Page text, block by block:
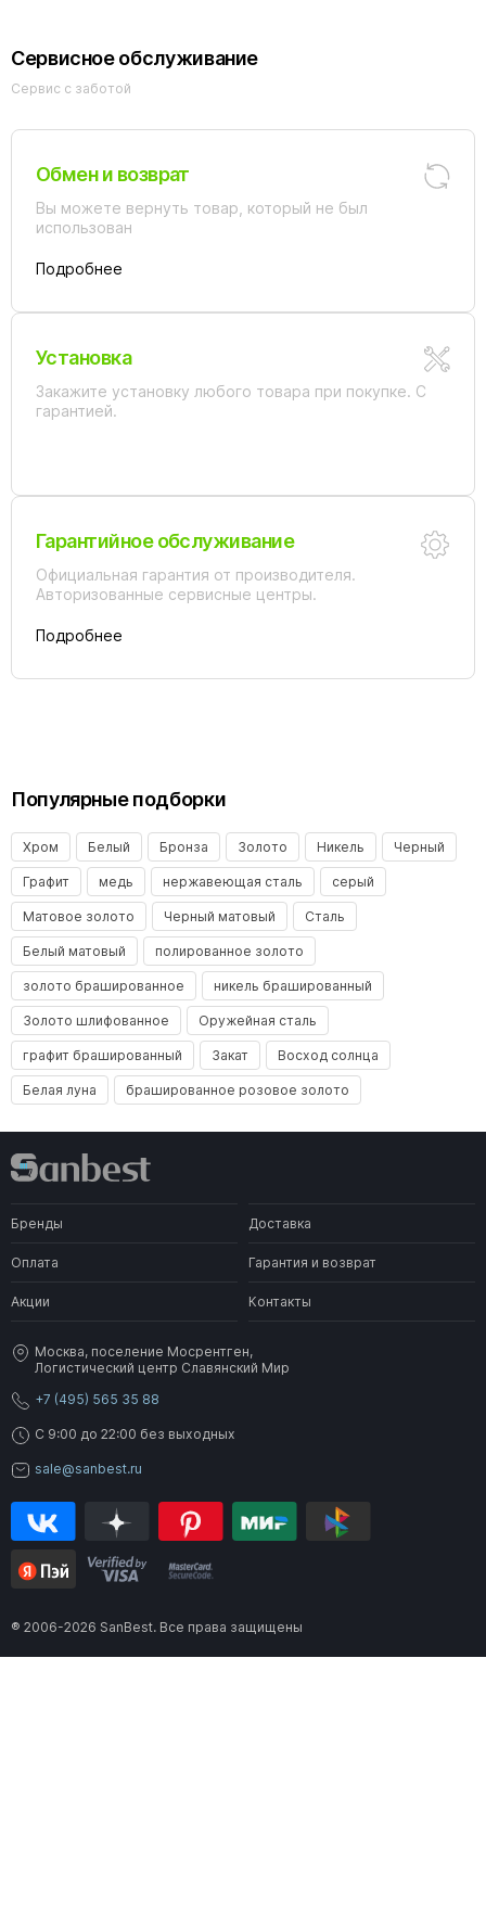
Сервисное обслуживание
Сервис с заботой
Обмен и возврат
Вы можете вернуть товар, который не был
использован
Подробнее
Установка
Закажите установку любого товара при покупке. С
гарантией.
Гарантийное обслуживание
Официальная гарантия от производителя.
Авторизованные сервисные центры.
Подробнее
Популярные подборки
Хром Белый Бронза Золото Никель Черный
Графит медь нержавеющая сталь серый
Матовое золото Черный матовый Сталь
Белый матовый полированное золото
золото брашированное никель брашированный
Золото шлифованное Оружейная сталь
графит брашированный Закат Восход солнца
Белая луна брашированное розовое золото
Бренды Доставка
Оплата Гарантия и возврат
Акции Контакты
Москва, поселение Мосрентген,
Логистический центр Славянский Мир
+7 (495) 565 35 88
C 9:00 до 22:00 без выходных
sale@sanbest.ru
® 2006-2026 SanBest. Все права защищены